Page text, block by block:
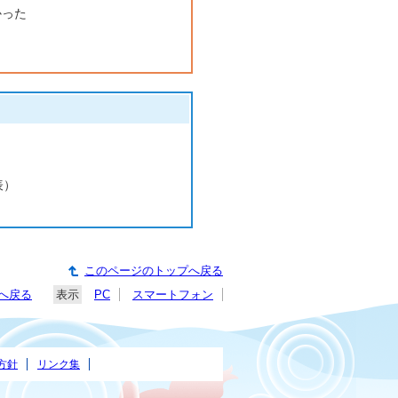
た
このページのトップへ戻る
戻る 表示 PC スマートフォン
針 リンク集